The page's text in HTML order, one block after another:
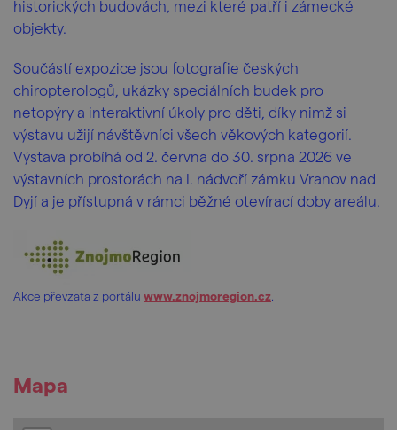
historických budovách, mezi které patří i zámecké
objekty.
Součástí expozice jsou fotografie českých
chiropterologů, ukázky speciálních budek pro
netopýry a interaktivní úkoly pro děti, díky nimž si
výstavu užijí návštěvníci všech věkových kategorií.
Výstava probíhá od 2. června do 30. srpna 2026 ve
výstavních prostorách na I. nádvoří zámku Vranov nad
Dyjí a je přístupná v rámci běžné otevírací doby areálu.
Akce převzata z portálu www.znojmoregion.cz
Mapa